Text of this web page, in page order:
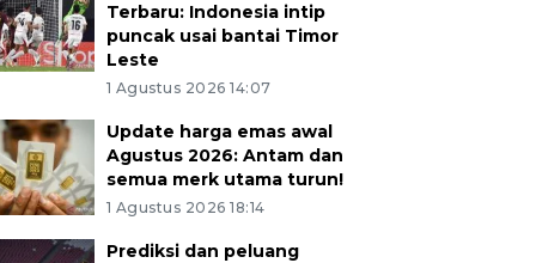
Terbaru: Indonesia intip
puncak usai bantai Timor
Leste
1 Agustus 2026 14:07
Update harga emas awal
Agustus 2026: Antam dan
semua merk utama turun!
1 Agustus 2026 18:14
Prediksi dan peluang